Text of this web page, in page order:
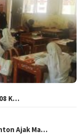
K…
Ajak Ma…